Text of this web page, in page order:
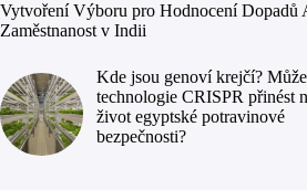
Vytvoření Výboru pro Hodnocení Dopadů
Zaměstnanost v Indii
Kde jsou genoví krejčí? Může
technologie CRISPR přinést
život egyptské potravinové
bezpečnosti?